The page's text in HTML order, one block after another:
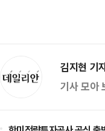
김지현
기사 모아